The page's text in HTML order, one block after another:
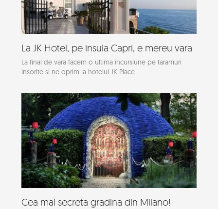
La JK Hotel, pe insula Capri, e mereu vara
La final de vara facem o ultima incursiune pe taramuri
insorite si ne oprim la hotelul JK Place...
Cea mai secreta gradina din Milano!